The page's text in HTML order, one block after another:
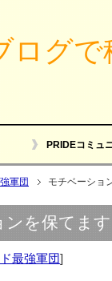
グ
PRIDEコミュ
軍団 モチベーショ
ンを保てま
最強軍団]